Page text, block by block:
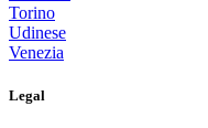
Torino
Udinese
Venezia
Legal